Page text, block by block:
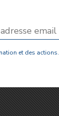
et des actions.